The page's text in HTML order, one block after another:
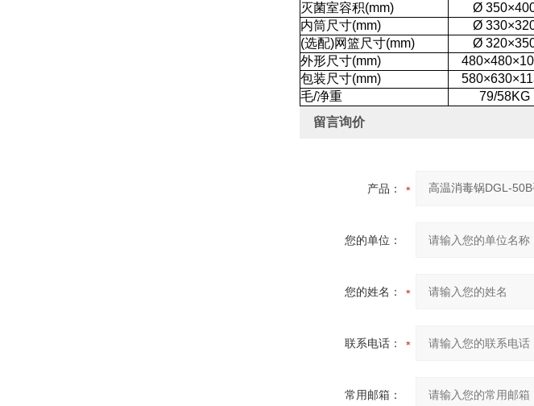
灭菌室容积(mm)
Ø
内筒尺寸(mm)
Ø
(选配)网篮尺寸(mm)
Ø
外形尺寸(mm)
包装尺寸(mm)
毛/净重
79/58KG
留言询价
产品：
您的单位：
您的姓名：
联系电话：
常用邮箱：